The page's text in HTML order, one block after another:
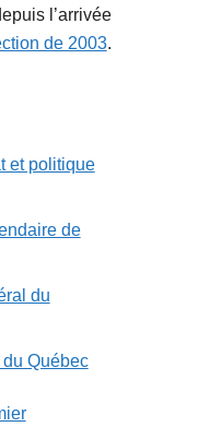
l’arrivée
de 2003.
et politique
de
du
Québec